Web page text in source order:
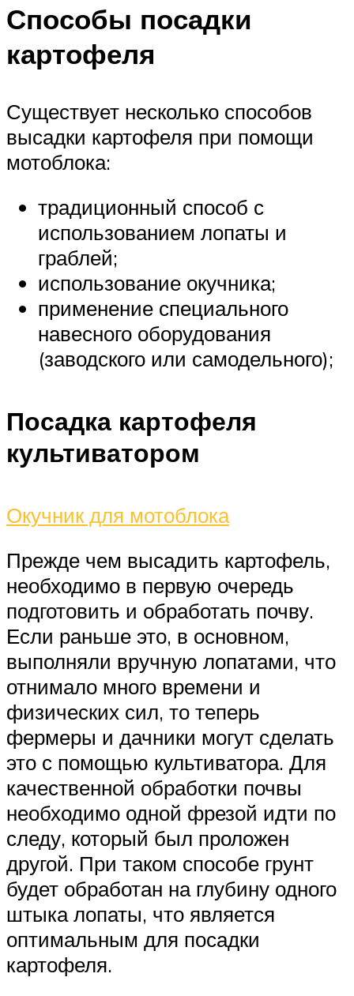
Способы посадки
картофеля
Существует несколько способов
высадки картофеля при помощи
мотоблока:
традиционный способ с
использованием лопаты и
граблей;
использование окучника;
применение специального
навесного оборудования
(заводского или самодельного);
Посадка картофеля
культиватором
Окучник для мотоблока
Прежде чем высадить картофель,
необходимо в первую очередь
подготовить и обработать почву.
Если раньше это, в основном,
выполняли вручную лопатами, что
отнимало много времени и
физических сил, то теперь
фермеры и дачники могут сделать
это с помощью культиватора. Для
качественной обработки почвы
необходимо одной фрезой идти по
следу, который был проложен
другой. При таком способе грунт
будет обработан на глубину одного
штыка лопаты, что является
оптимальным для посадки
картофеля.